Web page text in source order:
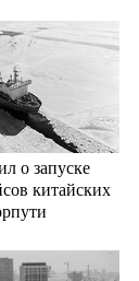
о запуске
китайских